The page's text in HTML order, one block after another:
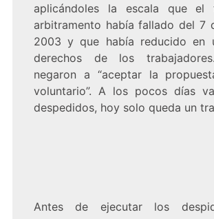
aplicándoles la escala que el
arbitramento había fallado del 7
2003 y que había reducido en
derechos de los
negaron a “aceptar la
voluntario”. A los pocos días
despedidos, hoy solo queda un
Antes de ejecutar los